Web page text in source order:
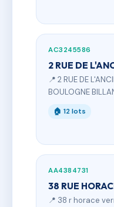
AC3245586
2 RUE DE
📍 2 RUE DE
BOULOGNE
🏠 12 lots
AA4384731
38 RUE
📍 38 r horace